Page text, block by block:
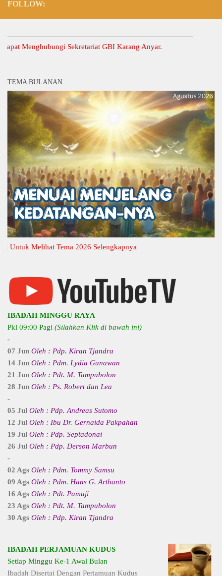
FOLLOW:
Sekretariat GBI Karang Anyar.
TEMA BULANAN
Melihat Tema 2026 Selengkapnya
IBADAH MINGGU RAYA
Pkl 09:00 Pagi (Silahkan Klik di bawah ini)
-
07 Jun Oleh : Pdp. Kiran Tjandra
14 Jun Oleh : Pdm. Lydia Gunawan
21 Jun Oleh : Pdt. M. Tampubolon
28 Jun Oleh : Ps. Robert dan Lea
-
05 Jul Oleh : Pdp. Andreas Sutomo
12 Jul Oleh : Ibu Dr. Gernaida Pakpahan
19 Jul Oleh : Pdp. Septadonai
26 Jul Oleh : Pdp. Derson Marbun
-
02 Ags Oleh : Pdm. Tommy Samsu
09 Ags Oleh : Pdm. Hans G. Arthanto
16 Ags Oleh : Pdt. Pamuji
23 Ags Oleh : Pdt. M. Tampubolon
30 Ags Oleh : Pdp. Kiran Tjandra
IBADAH PERJAMUAN KUDUS
Setiap Minggu Ke-1 Awal Bulan
Ibadah Disertai Dengan Perjamuan Kudus